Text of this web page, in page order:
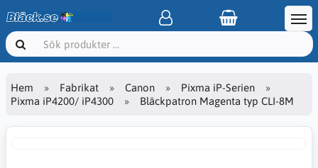
Hem Fabrikat Canon
Pixma iP-Serien
Pixma iP4200/ iP4300
Bläckpatron Magenta typ CLI-8M